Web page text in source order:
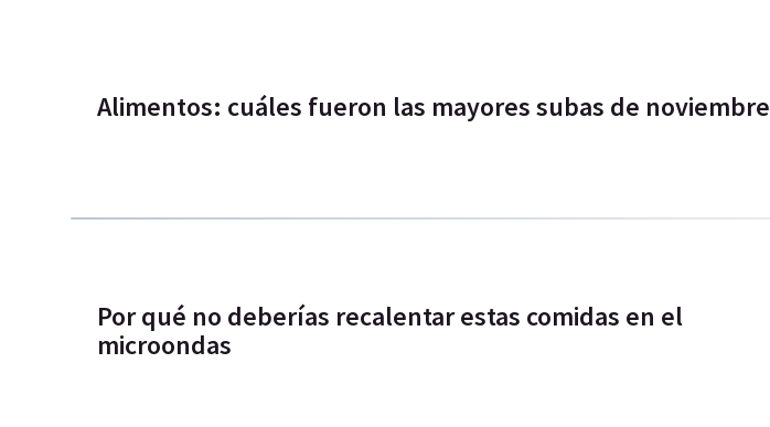
Alimentos: cuáles fueron las mayores subas de noviembre
Por qué no deberías recalentar estas comidas en el
microondas